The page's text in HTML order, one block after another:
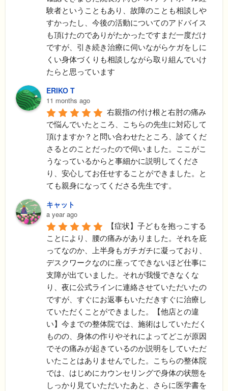
験者ということもあり、故障のことも相談しや
すかったし、今後の活動についてのアドバイス
も頂けたのでありがたかったですまだ一度だけ
ですが、引き続き治療に伺いながらケガをしに
くい身体づくりも相談しながら取り組んでいけ
たらと思っています
ERIKO T
11 months ago
右親指の付け根と右肘の痛み
で悩んでいたところ、こちらの先生に対応して
頂けますか？と問い合わせたところ、診てくだ
さるとのことだったので伺いました。ここがこ
うなっているからと事細かに説明してくださ
り、安心してお任せすることができました。と
ても親身になってくださる先生です。
キャット
a year ago
【症状】子どもを抱っこする
ことにより、腰の痛みがありました。それを庇
ってなのか、上半身もガチガチに凝っており、
デスクワークなのに座ってできないほど仕事に
支障が出ていました。それが我慢できなくな
り、夜に公式ラインに連絡させていただいたの
ですが、すぐにお返事もいただきすぐに治療し
ていただくことができました。【他店との違
い】今までの整体院では、施術はしていただく
ものの、身体の作りやそれによってどこが原因
でその痛みが起きているのか説明をしていただ
いたことはありませんでした。こちらの整体院
では、はじめにカウンセリングで身体の状態を
しっかり見ていただいたあと、さらに医学書を